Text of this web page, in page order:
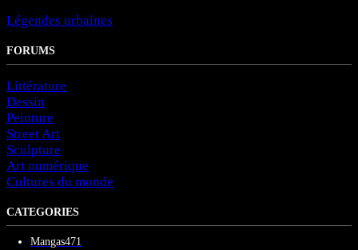
Légendes urbaines
FORUMS
Littérature
Dessin
Peinture
Street Art
Sculpture
Art numérique
Cultures du monde
CATEGORIES
Mangas471